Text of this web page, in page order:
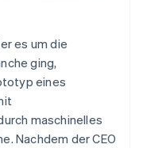
es um die
ging,
eines
maschinelles
Nachdem der CEO